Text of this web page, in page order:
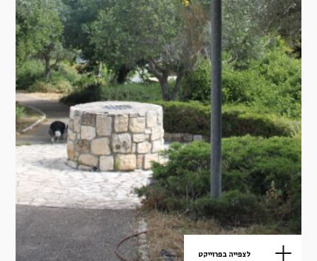
לצפייה בפרוייקט